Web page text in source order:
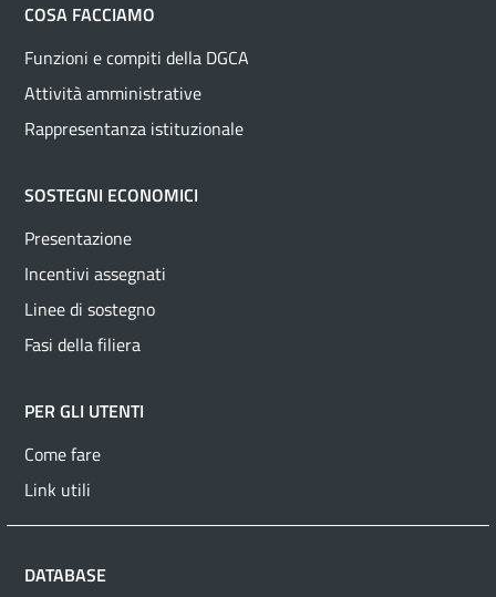
COSA FACCIAMO
Funzioni e compiti della DGCA
Attività amministrative
Rappresentanza istituzionale
SOSTEGNI ECONOMICI
Presentazione
Incentivi assegnati
Linee di sostegno
Fasi della filiera
PER GLI UTENTI
Come fare
Link utili
DATABASE